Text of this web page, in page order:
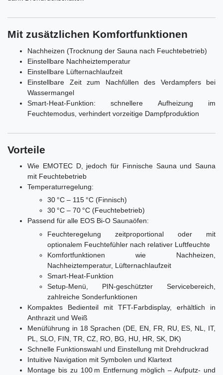
Mit zusätzlichen Komfortfunktionen
Nachheizen (Trocknung der Sauna nach Feuchtebetrieb)
Einstellbare Nachheiztemperatur
Einstellbare Lüfternachlaufzeit
Einstellbare Zeit zum Nachfüllen des Verdampfers bei
Wassermangel
Smart-Heat-Funktion: schnellere Aufheizung im
Feuchtemodus, verhindert vorzeitige Dampfproduktion
Vorteile
Wie EMOTEC D, jedoch für Finnische Sauna und Sauna
mit Feuchtebetrieb
Temperaturregelung:
30 °C – 115 °C (Finnisch)
30 °C – 70 °C (Feuchtebetrieb)
Passend für alle EOS Bi-O Saunaöfen:
Feuchteregelung zeitproportional oder mit
optionalem Feuchtefühler nach relativer Luftfeuchte
Komfortfunktionen wie Nachheizen,
Nachheiztemperatur, Lüfternachlaufzeit
Smart-Heat-Funktion
Setup-Menü, PIN-geschützter Servicebereich,
zahlreiche Sonderfunktionen
Kompaktes Bedienteil mit TFT-Farbdisplay, erhältlich in
Anthrazit und Weiß
Menüführung in 18 Sprachen (DE, EN, FR, RU, ES, NL, IT,
PL, SLO, FIN, TR, CZ, RO, BG, HU, HR, SK, DK)
Schnelle Funktionswahl und Einstellung mit Drehdruckrad
Intuitive Navigation mit Symbolen und Klartext
Montage bis zu 100 m Entfernung möglich – Aufputz- und